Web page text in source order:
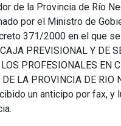
de la Provincia de Río
por el Ministro de
371/2000 en el que
PREVISIONAL Y DE
PROFESIONALES EN
LA PROVINCIA DE RIO
un anticipo por fax, y